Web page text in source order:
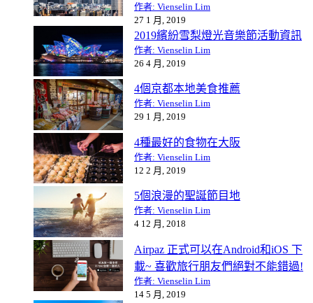
作者: Vienselin Lim
27 1 月, 2019
2019繽紛雪梨燈光音樂節活動資訊
作者: Vienselin Lim
26 4 月, 2019
4個京都本地美食推薦
作者: Vienselin Lim
29 1 月, 2019
4種最好的食物在大阪
作者: Vienselin Lim
12 2 月, 2019
5個浪漫的聖誕節目地
作者: Vienselin Lim
4 12 月, 2018
Airpaz 正式可以在Android和iOS 下
載~ 喜歡旅行朋友們絕對不能錯過!
作者: Vienselin Lim
14 5 月, 2019